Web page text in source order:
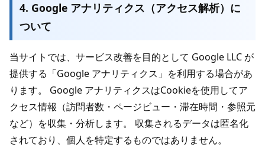
4. Google アナリティクス（アクセス解析）に
ついて
当サイトでは、サービス改善を目的として Google LLC が
提供する「Google アナリティクス」を利用する場合があ
ります。 Google アナリティクスはCookieを使用してア
クセス情報（訪問者数・ページビュー・滞在時間・参照元
など）を収集・分析します。 収集されるデータは匿名化
されており、個人を特定するものではありません。